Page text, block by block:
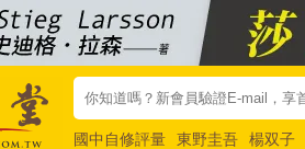
國中自修評量 東野圭吾 楊双子